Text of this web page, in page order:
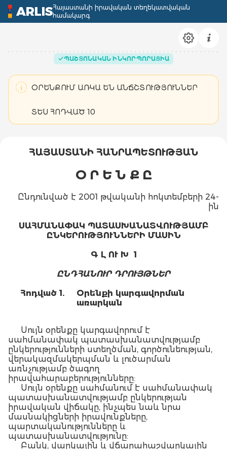
ARLISՀայաստանի իրավական տեղեկատվական
համակարգ
ՊԱՇՏՈՆԱԿԱՆ ԻՆԿՈՐՊՈՐԱՑԻԱ
ՕՐԵՆՔՈՒՄ ԱՌԿԱ ԵՆ ԱՆՃՇՏՈՒԹՅՈՒՆՆԵՐ
ՏԵ´Ս ՀՈԴՎԱԾ 10
ՀԱՅԱՍՏԱՆԻ ՀԱՆՐԱՊԵՏՈՒԹՅԱՆ
Օ Ր Ե Ն Ք Ը
Ընդունված է 2001 թվականի հոկտեմբերի 24-
ին
ՍԱՀՄԱՆԱՓԱԿ ՊԱՏԱՍԽԱՆԱՏՎՈՒԹՅԱՄԲ
ԸՆԿԵՐՈՒԹՅՈՒՆՆԵՐԻ ՄԱՍԻՆ
Գ Լ ՈՒ Խ 1
ԸՆԴՀԱՆՈՒՐ ԴՐՈՒՅԹՆԵՐ
Հոդված 1.
Օրենքի կարգավորման
առարկան
Սույն օրենքը կարգավորում է
սահմանափակ պատասխանատվությամբ
ընկերությունների ստեղծման, գործունեության,
վերակազմակերպման և լուծարման
առնչությամբ ծագող
իրավահարաբերությունները:
Սույն օրենքը սահմանում է սահմանափակ
պատասխանատվությամբ ընկերության
իրավական վիճակը, ինչպես նաև նրա
մասնակիցների իրավունքները,
պարտականությունները և
պատասխանատվությունը:
Բանկ, վարկային և վճարահաշվարկային